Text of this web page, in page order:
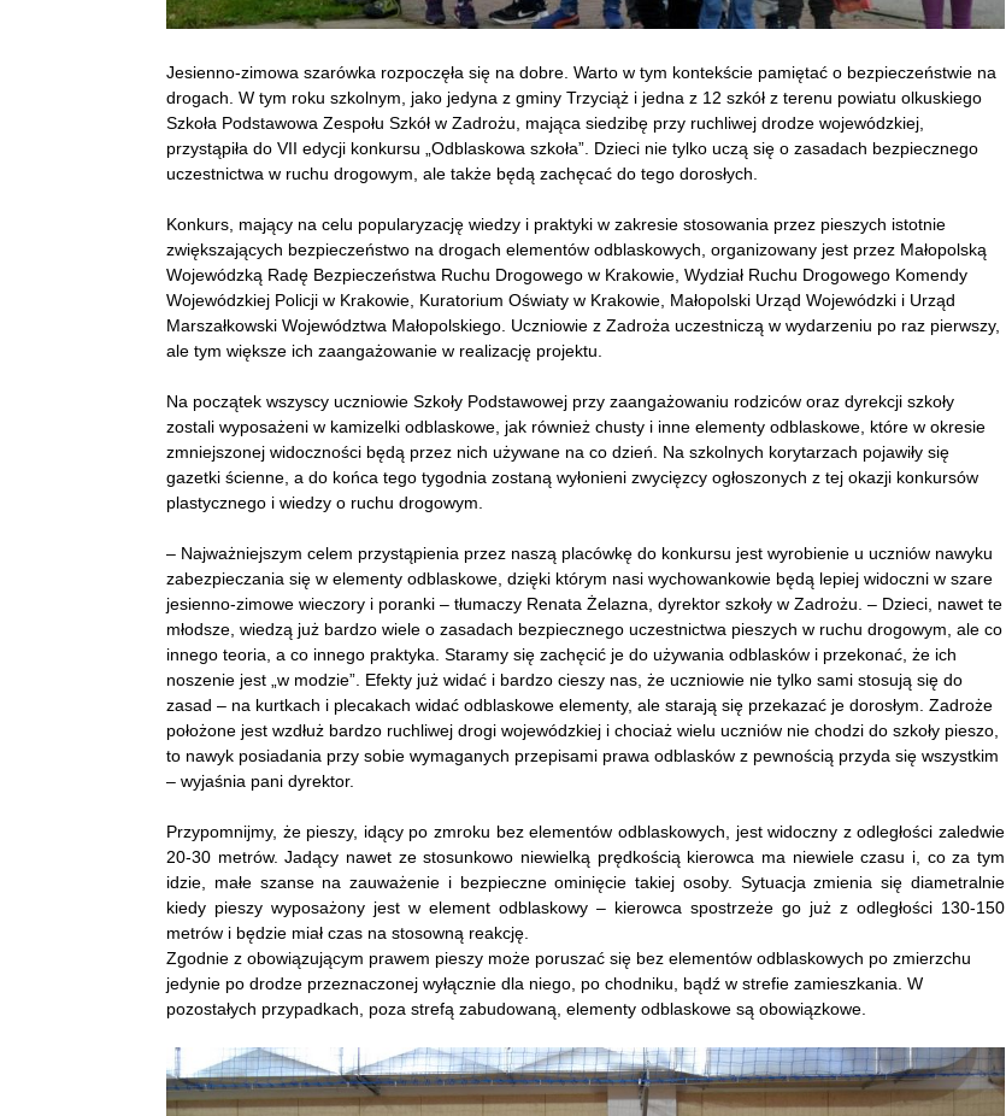
Jesienno-zimowa szarówka rozpoczęła się na dobre. Warto w tym kontekście pamiętać o bezpieczeństwie na
drogach. W tym roku szkolnym, jako jedyna z gminy Trzyciąż i jedna z 12 szkół z terenu powiatu olkuskiego
Szkoła Podstawowa Zespołu Szkół w Zadrożu, mająca siedzibę przy ruchliwej drodze wojewódzkiej,
przystąpiła do VII edycji konkursu „Odblaskowa szkoła”. Dzieci nie tylko uczą się o zasadach bezpiecznego
uczestnictwa w ruchu drogowym, ale także będą zachęcać do tego dorosłych.
Konkurs, mający na celu popularyzację wiedzy i praktyki w zakresie stosowania przez pieszych istotnie
zwiększających bezpieczeństwo na drogach elementów odblaskowych, organizowany jest przez Małopolską
Wojewódzką Radę Bezpieczeństwa Ruchu Drogowego w Krakowie, Wydział Ruchu Drogowego Komendy
Wojewódzkiej Policji w Krakowie, Kuratorium Oświaty w Krakowie, Małopolski Urząd Wojewódzki i Urząd
Marszałkowski Województwa Małopolskiego. Uczniowie z Zadroża uczestniczą w wydarzeniu po raz pierwszy,
ale tym większe ich zaangażowanie w realizację projektu.
Na początek wszyscy uczniowie Szkoły Podstawowej przy zaangażowaniu rodziców oraz dyrekcji szkoły
zostali wyposażeni w kamizelki odblaskowe, jak również chusty i inne elementy odblaskowe, które w okresie
zmniejszonej widoczności będą przez nich używane na co dzień. Na szkolnych korytarzach pojawiły się
gazetki ścienne, a do końca tego tygodnia zostaną wyłonieni zwycięzcy ogłoszonych z tej okazji konkursów
plastycznego i wiedzy o ruchu drogowym.
– Najważniejszym celem przystąpienia przez naszą placówkę do konkursu jest wyrobienie u uczniów nawyku
zabezpieczania się w elementy odblaskowe, dzięki którym nasi wychowankowie będą lepiej widoczni w szare
jesienno-zimowe wieczory i poranki – tłumaczy Renata Żelazna, dyrektor szkoły w Zadrożu. – Dzieci, nawet te
młodsze, wiedzą już bardzo wiele o zasadach bezpiecznego uczestnictwa pieszych w ruchu drogowym, ale co
innego teoria, a co innego praktyka. Staramy się zachęcić je do używania odblasków i przekonać, że ich
noszenie jest „w modzie”. Efekty już widać i bardzo cieszy nas, że uczniowie nie tylko sami stosują się do
zasad – na kurtkach i plecakach widać odblaskowe elementy, ale starają się przekazać je dorosłym. Zadroże
położone jest wzdłuż bardzo ruchliwej drogi wojewódzkiej i chociaż wielu uczniów nie chodzi do szkoły pieszo,
to nawyk posiadania przy sobie wymaganych przepisami prawa odblasków z pewnością przyda się wszystkim
– wyjaśnia pani dyrektor.
Przypomnijmy, że pieszy, idący po zmroku bez elementów odblaskowych, jest widoczny z odległości zaledwie
20-30 metrów. Jadący nawet ze stosunkowo niewielką prędkością kierowca ma niewiele czasu i, co za tym
idzie, małe szanse na zauważenie i bezpieczne ominięcie takiej osoby. Sytuacja zmienia się diametralnie
kiedy pieszy wyposażony jest w element odblaskowy – kierowca spostrzeże go już z odległości 130-150
metrów i będzie miał czas na stosowną reakcję.
Zgodnie z obowiązującym prawem pieszy może poruszać się bez elementów odblaskowych po zmierzchu
jedynie po drodze przeznaczonej wyłącznie dla niego, po chodniku, bądź w strefie zamieszkania. W
pozostałych przypadkach, poza strefą zabudowaną, elementy odblaskowe są obowiązkowe.